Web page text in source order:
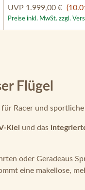
UVP 1.999,00 €
Preise inkl. MwSt. zzgl.
Flügel
Racer und sportliche
Kiel und das
oder Geradeaus
eine makellose,